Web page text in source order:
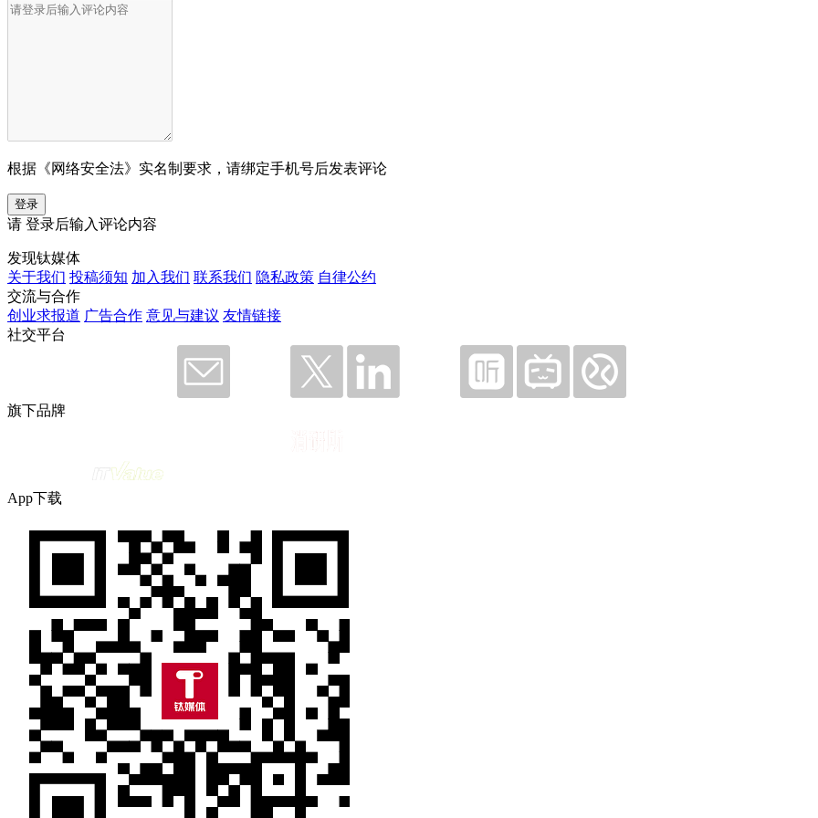
根据《网络安全法》实名制要求，请绑定手机号后发表评论
登录
请 登录后输入评论内容
发现钛媒体
关于我们 投稿须知 加入我们 联系我们 隐私政策 自律公约
交流与合作
创业求报道 广告合作 意见与建议 友情链接
社交平台
旗下品牌
App下载